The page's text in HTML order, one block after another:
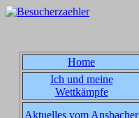
Home
Ich und meine
Wettkämpfe
Aktuelles vom Ansbacher